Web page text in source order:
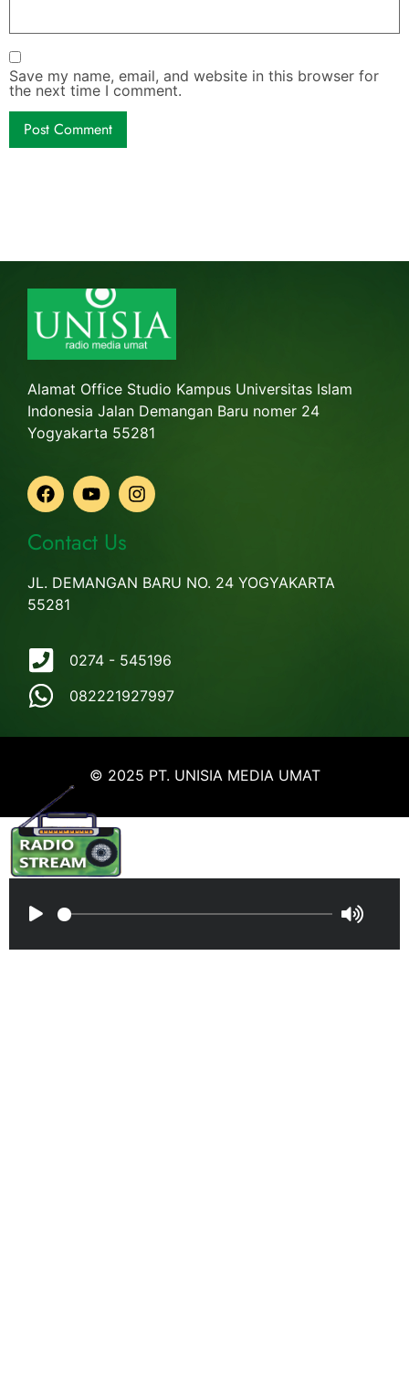
Save my name, email, and website in this browser for
the next time I comment.
Alamat Office Studio Kampus Universitas Islam
Indonesia Jalan Demangan Baru nomer 24
Yogyakarta 55281
Contact Us
JL. DEMANGAN BARU NO. 24 YOGYAKARTA
55281
0274 - 545196
082221927997
© 2025 PT. UNISIA MEDIA UMAT